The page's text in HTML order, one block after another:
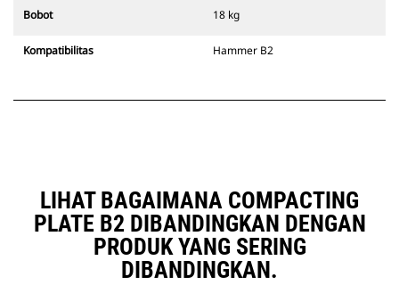
Bobot 18 kg
Kompatibilitas Hammer B2
LIHAT BAGAIMANA COMPACTING
PLATE B2 DIBANDINGKAN DENGAN
PRODUK YANG SERING
DIBANDINGKAN.